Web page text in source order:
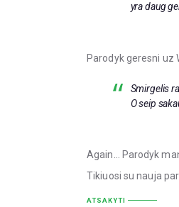
yra daug
Parodyk geresni uz
Smirgelis
O seip
Again… Parodyk
Tikiuosi su nauja
ATSAKYTI